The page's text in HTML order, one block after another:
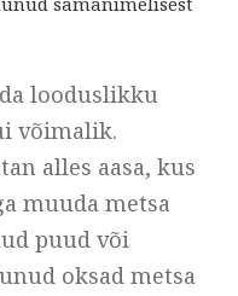
looduslikku
võimalik.
alles aasa, kus
muuda metsa
puud või
oksad metsa